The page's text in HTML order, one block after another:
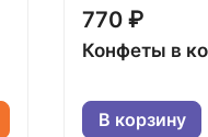
770 ₽
Конфеты в
В корзину